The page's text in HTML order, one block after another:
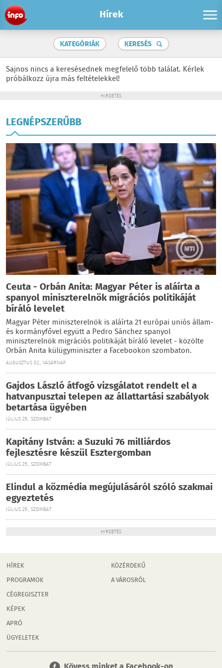
Hírek
KATEGÓRIÁK KERESÉS
Sajnos nincs a keresésednek megfelelő több találat. Kérlek
próbálkozz újra más feltételekkel!
HIRDETÉS
LEGNÉPSZERŰBB
Ceuta - Orbán Anita: Magyar Péter is aláírta a
spanyol miniszterelnök migrációs politikáját
bíráló levelet
Magyar Péter miniszterelnök is aláírta 21 európai uniós állam-
és kormányfővel együtt a Pedro Sánchez spanyol
miniszterelnök migrációs politikáját bíráló levelet - közölte
Orbán Anita külügyminiszter a Facebookon szombaton.
AUGUSZTUS 02., VASÁRNAP
Gajdos László átfogó vizsgálatot rendelt el a
hatvanpusztai telepen az állattartási szabályok
betartása ügyében
JÚLIUS 25., SZOMBAT
Kapitány István: a Suzuki 76 milliárdos
fejlesztésre készül Esztergomban
JÚLIUS 25., SZOMBAT
Elindul a közmédia megújulásáról szóló szakmai
egyeztetés
JÚLIUS 25., SZOMBAT
HIRDETÉS
HÍREK
PROGRAMOK
CÉGREGISZTER
KÉPEK
APRÓ
ÜGYELETEK
KÖZÉRDEKŰ
A VÁROSRÓL